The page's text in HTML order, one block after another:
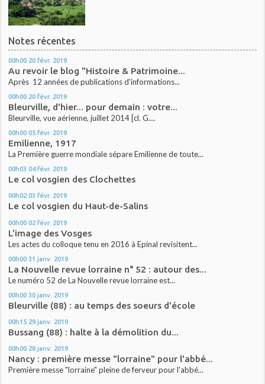
Notes récentes
00h00 20 févr. 2019
Au revoir le blog "Histoire & Patrimoine...
Après 12 années de publications d'informations...
00h00 20 févr. 2019
Bleurville, d'hier... pour demain : votre...
Bleurville, vue aérienne, juillet 2014 [cl. G....
00h00 05 févr. 2019
Emilienne, 1917
La Première guerre mondiale sépare Emilienne de toute...
00h03 04 févr. 2019
Le col vosgien des Clochettes
00h02 03 févr. 2019
Le col vosgien du Haut-de-Salins
00h00 02 févr. 2019
L'image des Vosges
Les actes du colloque tenu en 2016 à Epinal revisitent...
00h00 31 janv. 2019
La Nouvelle revue lorraine n° 52 : autour des...
Le numéro 52 de La Nouvelle revue lorraine est...
00h00 30 janv. 2019
Bleurville (88) : au temps des soeurs d'école
00h15 29 janv. 2019
Bussang (88) : halte à la démolition du...
00h00 28 janv. 2019
Nancy : première messe "lorraine" pour l'abbé...
Première messe "lorraine" pleine de ferveur pour l'abbé...